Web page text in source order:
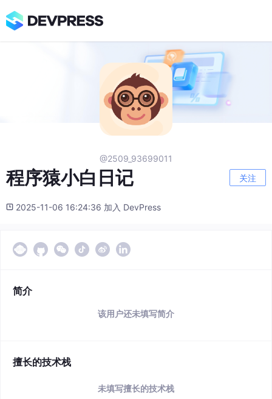
@2509_93699011
程序猿小白日记 关注
2025-11-06 16:24:36 加入 DevPress
简介
该用户还未填写简介
擅长的技术栈
未填写擅长的技术栈